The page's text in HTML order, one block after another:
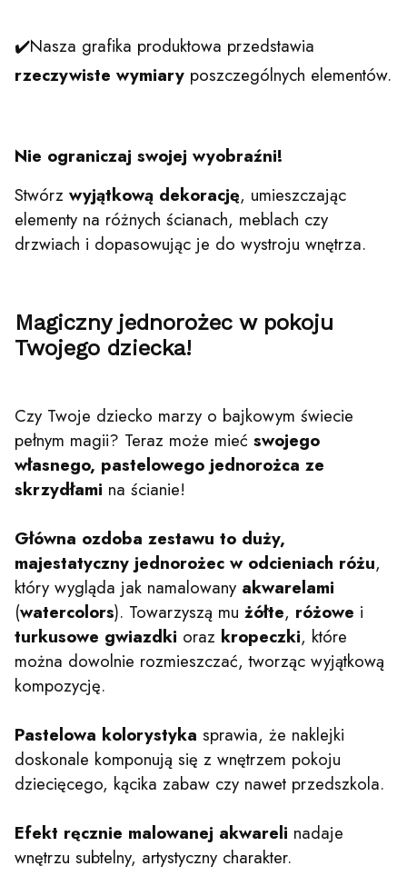
✔️Nasza grafika produktowa przedstawia
rzeczywiste wymiary poszczególnych elementów.
Nie ograniczaj swojej wyobraźni!
Stwórz wyjątkową dekorację, umieszczając
elementy na różnych ścianach, meblach czy
drzwiach i dopasowując je do wystroju wnętrza.
Magiczny jednorożec w pokoju
Twojego dziecka!
Czy Twoje dziecko marzy o bajkowym świecie
pełnym magii? Teraz może mieć swojego
własnego, pastelowego jednorożca ze
skrzydłami na ścianie!
Główna ozdoba zestawu to duży,
majestatyczny jednorożec w odcieniach różu,
który wygląda jak namalowany akwarelami
(watercolors). Towarzyszą mu żółte, różowe i
turkusowe gwiazdki oraz kropeczki, które
można dowolnie rozmieszczać, tworząc wyjątkową
kompozycję.
Pastelowa kolorystyka sprawia, że naklejki
doskonale komponują się z wnętrzem pokoju
dziecięcego, kącika zabaw czy nawet przedszkola.
Efekt ręcznie malowanej akwareli nadaje
wnętrzu subtelny, artystyczny charakter.